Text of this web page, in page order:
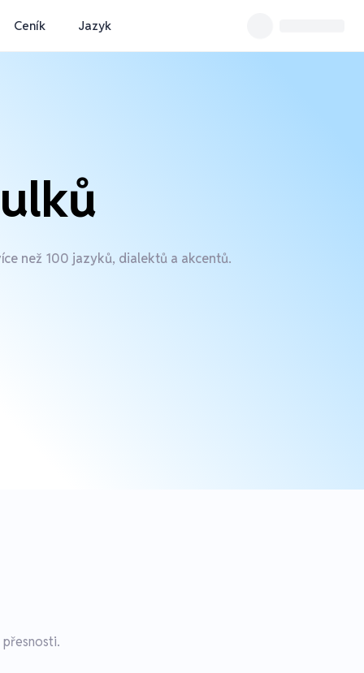
Ceník Jazyk
než 100 jazyků, dialektů a akcentů.